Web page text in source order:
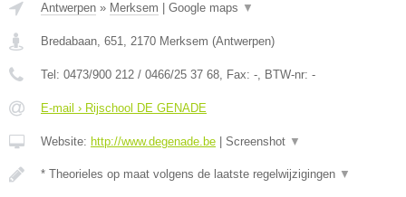
Antwerpen » Merksem Google maps ▼
Bredabaan, 651, 2170 Merksem (Antwerpen)
Tel: 0473/900 212 / 0466/25 37 68, Fax: -, BTW-nr: -
E-mail › Rijschool DE GENADE
Website: http://www.degenade.be Screenshot ▼
* Theorieles op maat volgens de laatste regelwijzigingen ▼